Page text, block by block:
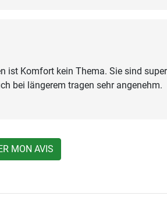
ist Komfort kein Thema. Sie sind super
bei längerem tragen sehr angenehm.
MON AVIS